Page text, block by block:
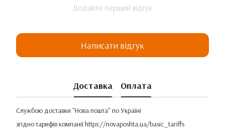
Додайте перший відгук
Написати відгук
Доставка Оплата
Службою доставки "Нова пошта" по Україні
згідно тарифів компаніїhttps://novaposhta.ua/basic_tariffs